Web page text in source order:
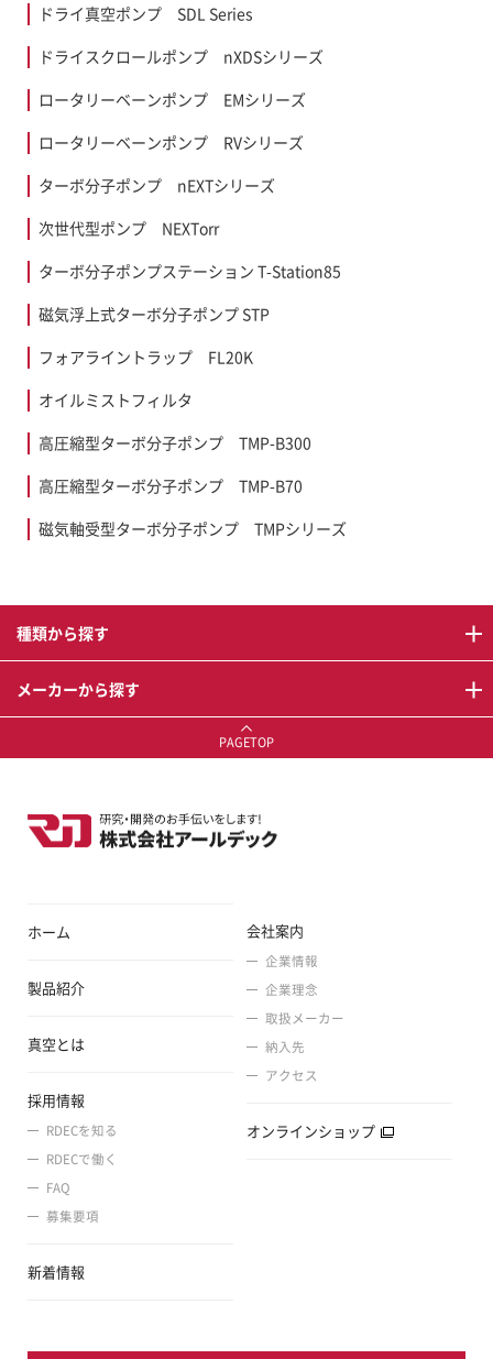
ドライ真空ポンプ SDL Series
ドライスクロールポンプ nXDSシリーズ
ロータリーベーンポンプ EMシリーズ
ロータリーベーンポンプ RVシリーズ
ターボ分子ポンプ nEXTシリーズ
次世代型ポンプ NEXTorr
ターボ分子ポンプステーション T-Station85
磁気浮上式ターボ分子ポンプ STP
フォアライントラップ FL20K
オイルミストフィルタ
高圧縮型ターボ分子ポンプ TMP-B300
高圧縮型ターボ分子ポンプ TMP-B70
磁気軸受型ターボ分子ポンプ TMPシリーズ
種類から探す
メーカーから探す
PAGETOP
ホーム 会社案内
企業情報
企業理念
取扱メーカー
納入先
アクセス
製品紹介
真空とは
採用情報
RDECを知る
RDECで働く
FAQ
募集要項
新着情報
オンラインショップ